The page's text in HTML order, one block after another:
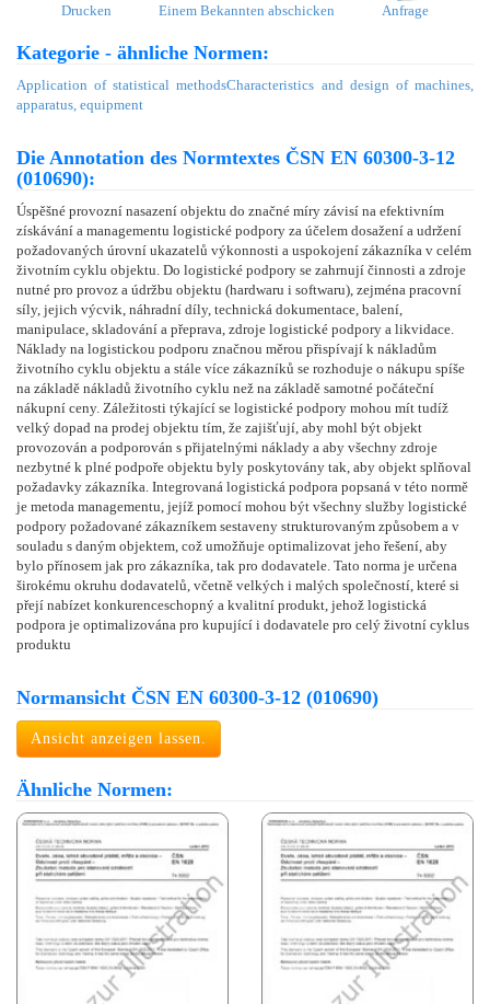
Drucken Einem Bekannten abschicken Anfrage
Kategorie - ähnliche Normen:
Application of statistical methodsCharacteristics and design of machines,
apparatus, equipment
Die Annotation des Normtextes ČSN EN 60300-3-12
(010690):
Úspěšné provozní nasazení objektu do značné míry závisí na efektivním
získávání a managementu logistické podpory za účelem dosažení a udržení
požadovaných úrovní ukazatelů výkonnosti a uspokojení zákazníka v celém
životním cyklu objektu. Do logistické podpory se zahrnují činnosti a zdroje
nutné pro provoz a údržbu objektu (hardwaru i softwaru), zejména pracovní
síly, jejich výcvik, náhradní díly, technická dokumentace, balení,
manipulace, skladování a přeprava, zdroje logistické podpory a likvidace.
Náklady na logistickou podporu značnou měrou přispívají k nákladům
životního cyklu objektu a stále více zákazníků se rozhoduje o nákupu spíše
na základě nákladů životního cyklu než na základě samotné počáteční
nákupní ceny. Záležitosti týkající se logistické podpory mohou mít tudíž
velký dopad na prodej objektu tím, že zajišťují, aby mohl být objekt
provozován a podporován s přijatelnými náklady a aby všechny zdroje
nezbytné k plné podpoře objektu byly poskytovány tak, aby objekt splňoval
požadavky zákazníka. Integrovaná logistická podpora popsaná v této normě
je metoda managementu, jejíž pomocí mohou být všechny služby logistické
podpory požadované zákazníkem sestaveny strukturovaným způsobem a v
souladu s daným objektem, což umožňuje optimalizovat jeho řešení, aby
bylo přínosem jak pro zákazníka, tak pro dodavatele. Tato norma je určena
širokému okruhu dodavatelů, včetně velkých i malých společností, které si
přejí nabízet konkurenceschopný a kvalitní produkt, jehož logistická
podpora je optimalizována pro kupující i dodavatele pro celý životní cyklus
produktu
Normansicht ČSN EN 60300-3-12 (010690)
Ansicht anzeigen lassen.
Ähnliche Normen: